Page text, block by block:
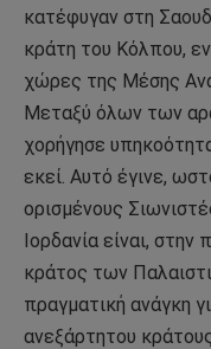
κατέφυγαν στη
κράτη του Κόλπου,
χώρες της Μέσης
Μεταξύ όλων των
χορήγησε
εκεί. Αυτό έγινε,
ορισμένους
Ιορδανία είναι,
κράτος των
πραγματική ανάγκη
ανεξάρτητου